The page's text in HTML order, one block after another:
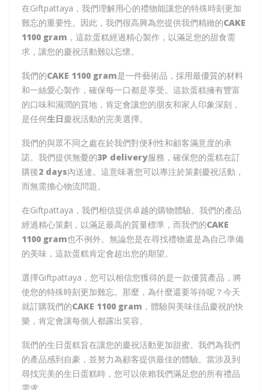
在Giftpattaya，我們理解用心的禮物能讓您的特殊時刻更加
難忘的重要性。因此，我們很高興為您提供我們精緻的CAKE
1100 gram ，這款蛋糕經過精心製作，以滿足您的甜食需
求，讓您的慶祝活動難以忘懷。
我們的CAKE 1100 gram是一件藝術品，採用最優質的材料
和一絲愛心製作，確保每一口都是享受。這款蛋糕擁有豐富
的口味和濕潤的質地，肯定會讓您的朋友和家人印象深刻，
是任何生日慶祝活動的完美選擇。
我們的與眾不同之處在於我們對便利性和顧客滿意度的承
諾。我們提供無憂的3P delivery服務，確保您的蛋糕在訂
購後2 days內送達。這意味著您可以專注於策劃慶祝活動，
而無需擔心物流問題。
在Giftpattaya，我們相信提供卓越的購物體驗。我們的產品
經過精心策劃，以滿足最高的質量標準，而我們的CAKE
1100 gram也不例外。無論您是在尋找禮物還是為自己準備
的美味，這款蛋糕肯定會超出您的期望。
選擇Giftpattaya，您可以相信您獲得的是一款優質產品，將
使您的特殊時刻更加難忘。那麼，為什麼還要等待呢？今天
就訂購我們的CAKE 1100 gram ，體驗與美味佳品慶祝的快
樂，肯定會讓每個人都露出笑容。
我們的生日蛋糕旨在讓您的慶祝活動更加甜蜜。我們為我們
的產品感到自豪，並努力為顧客提供最佳的體驗。當涉及到
尋找完美的生日蛋糕時，您可以依賴我們滿足您的所有禮品